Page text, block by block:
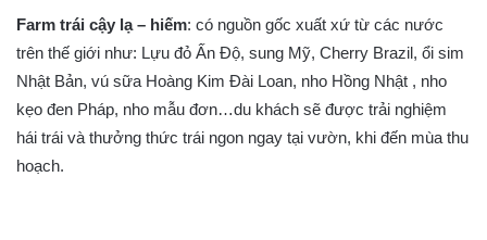
Farm trái cậy lạ – hiếm: có nguồn gốc xuất xứ từ các nước
trên thế giới như: Lựu đỏ Ấn Độ, sung Mỹ, Cherry Brazil, ổi sim
Nhật Bản, vú sữa Hoàng Kim Đài Loan, nho Hồng Nhật , nho
kẹo đen Pháp, nho mẫu đơn…du khách sẽ được trải nghiệm
hái trái và thưởng thức trái ngon ngay tại vườn, khi đến mùa thu
hoạch.